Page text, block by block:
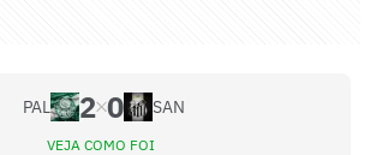
PAL 2 0 SAN
VEJA COMO FOI